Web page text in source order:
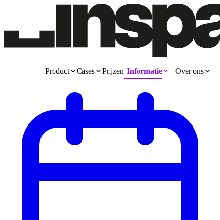
Product Cases Prijzen Informatie Over ons